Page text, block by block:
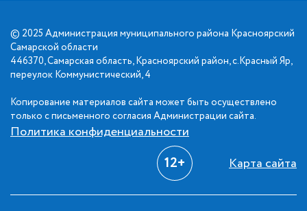
© 2025 Администрация муниципального района Красноярский
Самарской области
446370, Самарская область, Красноярский район, с.Красный Яр,
переулок Коммунистический, 4
Копирование материалов сайта может быть осуществлено
только с письменного согласия Администрации сайта.
Политика конфиденциальности
12+ Карта сайта